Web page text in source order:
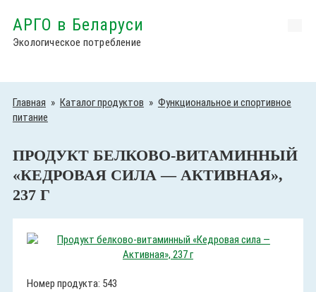
АРГО в Беларуси
Экологическое потребление
Главная » Каталог продуктов » Функциональное и спортивное
питание
ПРОДУКТ БЕЛКОВО-ВИТАМИННЫЙ
«КЕДРОВАЯ СИЛА — АКТИВНАЯ»,
237 Г
Номер продукта: 543